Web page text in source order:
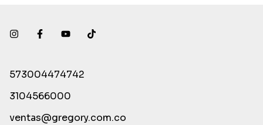
573004474742
3104566000
ventas@gregory.com.co